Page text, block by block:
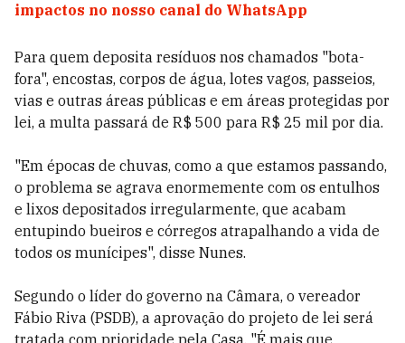
impactos no nosso canal do WhatsApp
Para quem deposita resíduos nos chamados "bota-
fora", encostas, corpos de água, lotes vagos, passeios,
vias e outras áreas públicas e em áreas protegidas por
lei, a multa passará de R$ 500 para R$ 25 mil por dia.
"Em épocas de chuvas, como a que estamos passando,
o problema se agrava enormemente com os entulhos
e lixos depositados irregularmente, que acabam
entupindo bueiros e córregos atrapalhando a vida de
todos os munícipes", disse Nunes.
Segundo o líder do governo na Câmara, o vereador
Fábio Riva (PSDB), a aprovação do projeto de lei será
tratada com prioridade pela Casa. "É mais que